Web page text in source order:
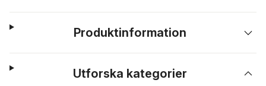
Produktinformation
Utforska kategorier